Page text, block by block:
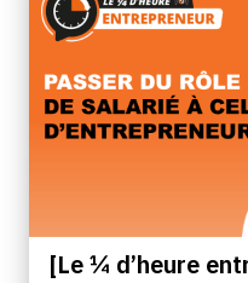
[Le ¼ d’heure